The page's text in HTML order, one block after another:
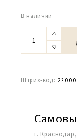
В наличии
Штрих-код:
г.